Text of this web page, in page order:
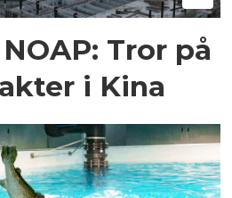
Tror på
i Kina